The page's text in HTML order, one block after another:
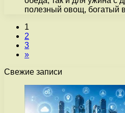
полезный овощ, богатый
1
2
3
»
Свежие записи